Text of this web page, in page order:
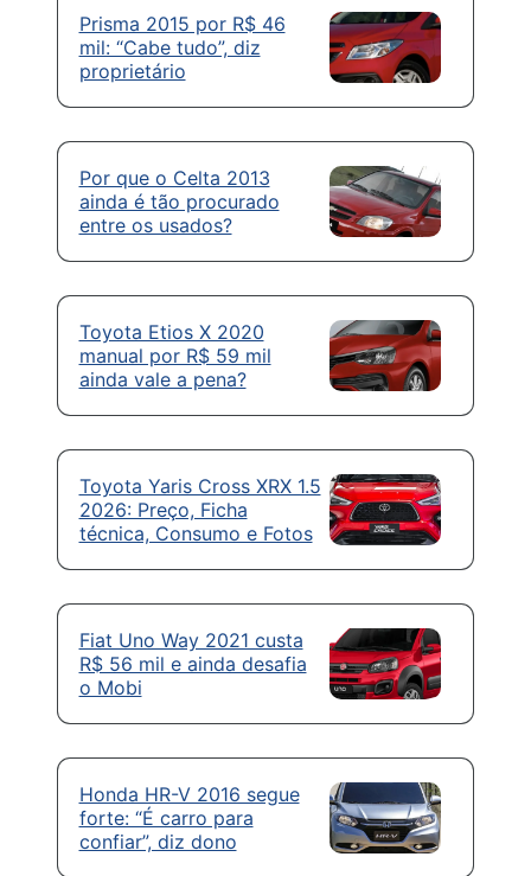
Prisma 2015 por R$ 46
mil: “Cabe tudo”, diz
proprietário
Por que o Celta 2013
ainda é tão procurado
entre os usados?
Toyota Etios X 2020
manual por R$ 59 mil
ainda vale a pena?
Toyota Yaris Cross XRX 1.5
2026: Preço, Ficha
técnica, Consumo e Fotos
Fiat Uno Way 2021 custa
R$ 56 mil e ainda desafia
o Mobi
Honda HR-V 2016 segue
forte: “É carro para
confiar”, diz dono